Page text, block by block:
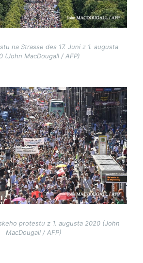
na Strasse des 17. Juni z 1. augusta
(John MacDougall / AFP)
protestu z 1. augusta 2020 (John
MacDougall / AFP)